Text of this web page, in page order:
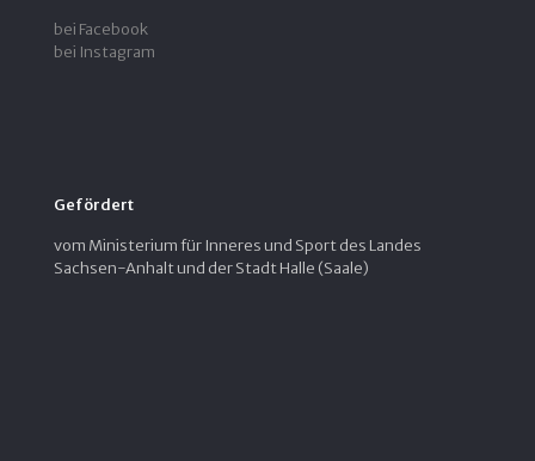
bei Facebook
bei Instagram
Gefördert
vom Ministerium für Inneres und Sport des Landes
Sachsen-Anhalt und der Stadt Halle (Saale)